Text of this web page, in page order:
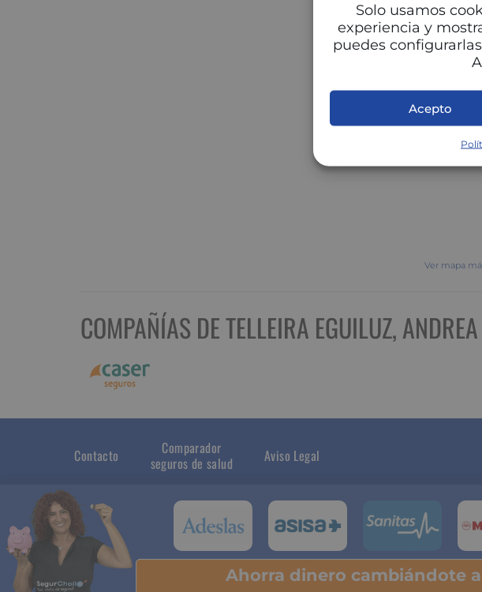
Solo usamos
experiencia y
puedes configurarlas
Acepto
Ver mapa
COMPAÑÍAS DE TELLEIRA EGUILUZ, ANDREA
Contacto
Comparador
seguros de salud
Aviso Legal
Ahorra dinero cambiándote
Pulsa y